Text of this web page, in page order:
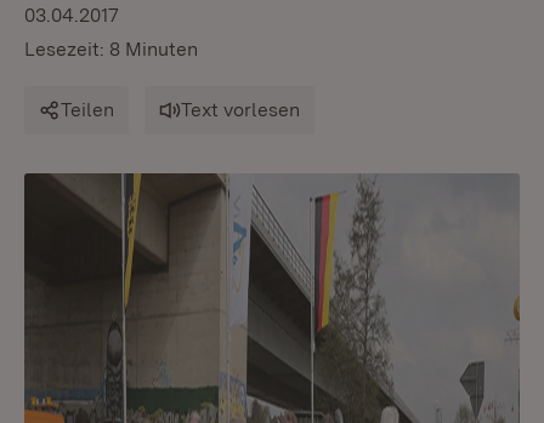
03.04.2017
Lesezeit: 8 Minuten
Teilen Text vorlesen